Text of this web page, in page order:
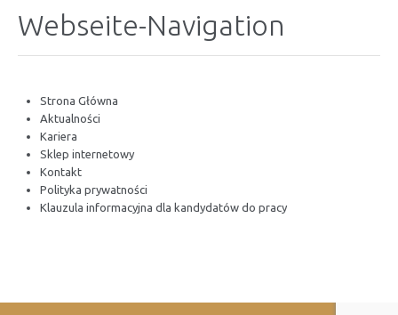
Webseite-Navigation
Strona Główna
Aktualności
Kariera
Sklep internetowy
Kontakt
Polityka prywatności
Klauzula informacyjna dla kandydatów do pracy